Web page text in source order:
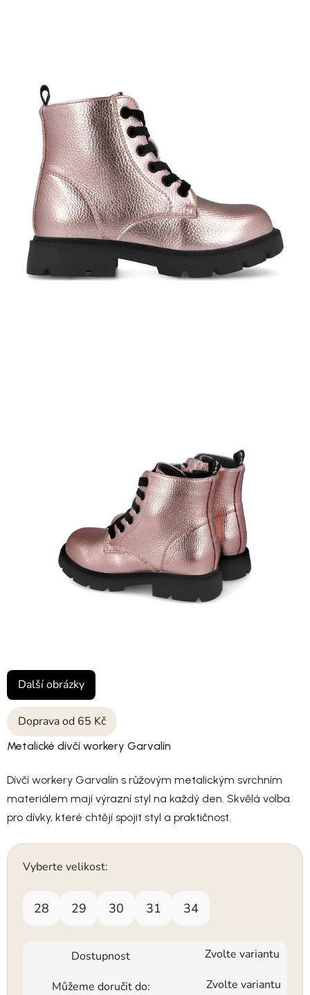
Doprava od 65 Kč
Metalické dívčí workery Garvalín
Dívčí workery Garvalín s růžovým metalickým svrchním
materiálem mají výrazní styl na každý den. Skvělá volba
pro dívky, které chtějí spojit styl a praktičnost.
Vyberte velikost:
28 29 30 31 34
Dostupnost Zvolte variantu
Můžeme doručit do: Zvolte variantu
Další obrázky